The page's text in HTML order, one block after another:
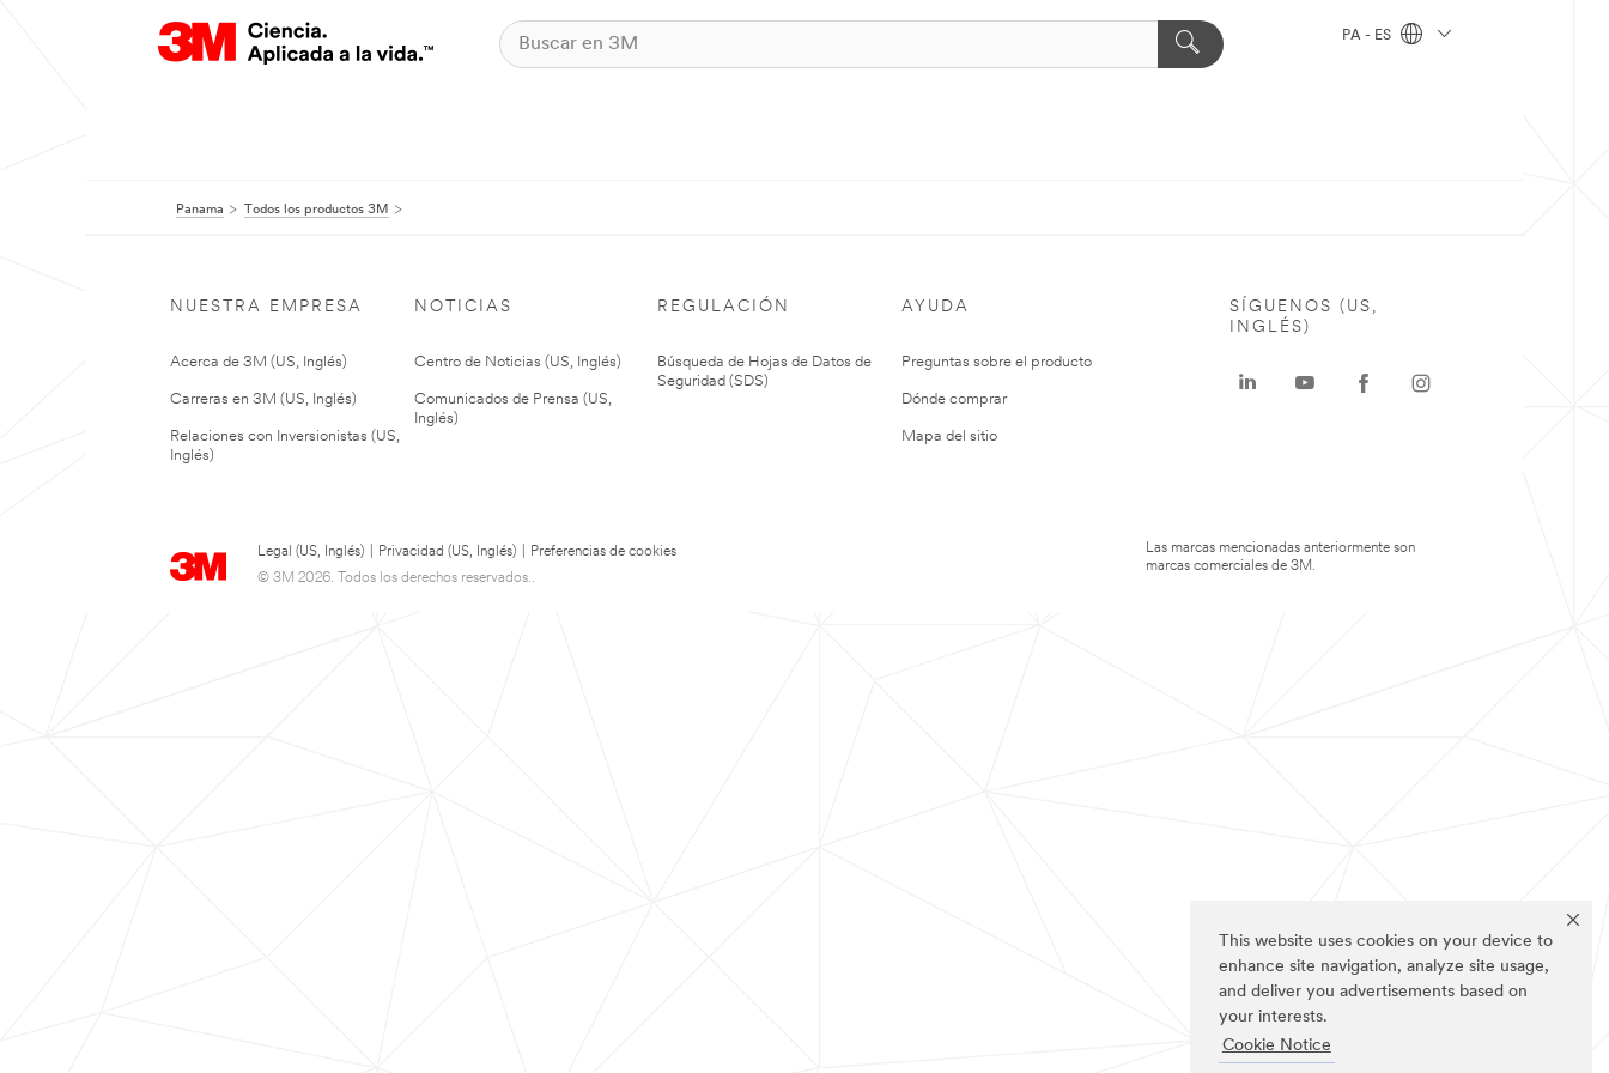
This website uses cookies on your device to
enhance site navigation, analyze site usage,
and deliver you advertisements based on
your interests.
Cookie Notice
PA - ES
Panama Todos los productos 3M
NUESTRA EMPRESA
Acerca de 3M (US, Inglés)
Carreras en 3M (US, Inglés)
Relaciones con Inversionistas (US,
Inglés)
NOTICIAS
Centro de Noticias (US, Inglés)
Comunicados de Prensa (US,
Inglés)
REGULACIÓN
Búsqueda de Hojas de Datos de
Seguridad (SDS)
AYUDA
Preguntas sobre el producto
Dónde comprar
Mapa del sitio
Legal (US, Inglés) Privacidad (US, Inglés)
Preferencias de cookies
© 3M 2026. Todos los derechos reservados..
SÍGUENOS (US,
INGLÉS)
Las marcas mencionadas anteriormente son
marcas comerciales de 3M.